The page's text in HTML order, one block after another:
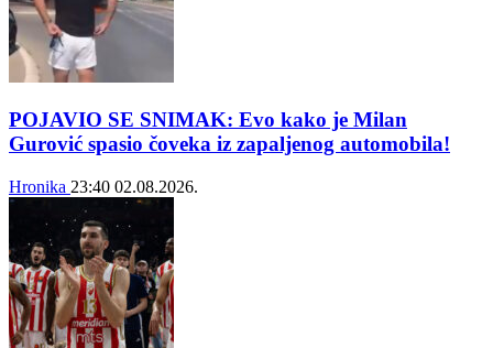
POJAVIO SE SNIMAK: Evo kako je Milan
Gurović spasio čoveka iz zapaljenog automobila!
Hronika 23:40 02.08.2026.